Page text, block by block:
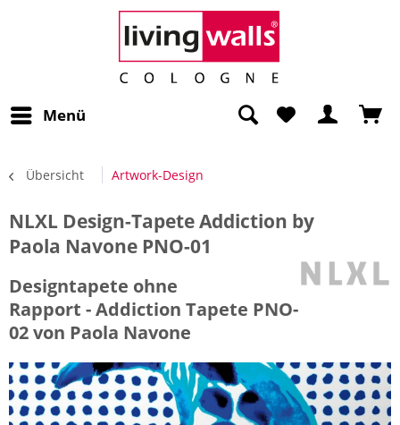
Menü
Übersicht Artwork-Design
NLXL Design-Tapete Addiction by
Paola Navone PNO-01
Designtapete ohne
Rapport - Addiction Tapete PNO-
02 von Paola Navone